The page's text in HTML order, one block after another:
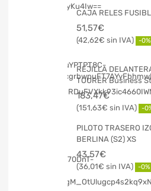
CAJA RELES
51,57€
42,62€ -0%
REJILLA
TOURER Business
183,47€
151,63€ -
PILOTO TRASERO
BERLINA (S2) XS
43,57€
36,01€ -0%